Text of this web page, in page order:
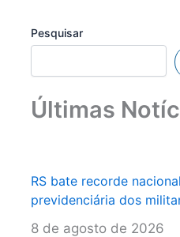
Pesquisar
Últimas
RS bate recorde
previdenciária dos
8 de agosto de 2026